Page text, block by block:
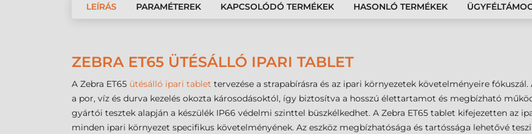
LEÍRÁS PARAMÉTEREK KAPCSOLÓDÓ TERMÉKEK HASONLÓ TERMÉKEK
ZEBRA ET65 ÜTÉSÁLLÓ IPARI TABLET
A Zebra ET65 ütésálló ipari tablet tervezése a strapabírásra és az ipari környezetek követelményeire
a por, víz és durva kezelés okozta károsodásoktól, így biztosítva a hosszú élettartamot és megbízható
gyártói tesztek alapján a készülék IP66 védelmi szinttel büszkélkedhet. A Zebra ET65 tablet kifejezetten az
minden ipari környezet specifikus követelményének. Az eszköz megbízhatósága és tartóssága lehetővé